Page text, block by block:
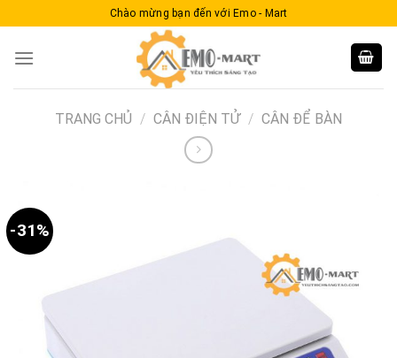
to
Chào mừng bạn đến với Emo - Mart
TRANG CHỦ / CÂN ĐIỆN TỬ / CÂN ĐỂ BÀN
-31%